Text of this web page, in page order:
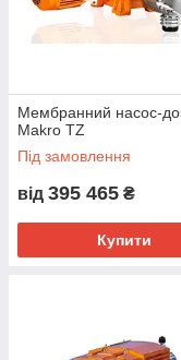
Мембранний насос-
Makro TZ
Під замовлення
від 395 465 ₴
Купити